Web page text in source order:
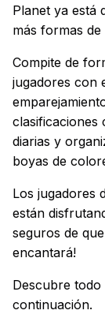
Planet ya está
más formas
Compite de
jugadores con
clasificaciones
diarias y
boyas de
Los jugadores
están
seguros de
encantará!
Descubre
continuación.